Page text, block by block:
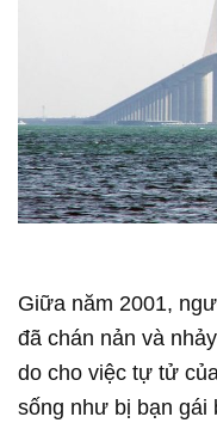
Giữa năm 2001,
đã chán nản và
do cho việc tự tử
sống như bị bạn gái